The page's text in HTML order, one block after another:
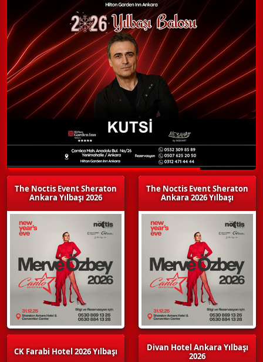
The Noctis Event Sheraton
Ankara Yılbaşı 2026
CK Farabi Hotel 2026 Yılbaşı
The Noctis Event Sheraton
Ankara 2026 Yılbaşı
Divan Hotel Ankara Yılbaşı
2026